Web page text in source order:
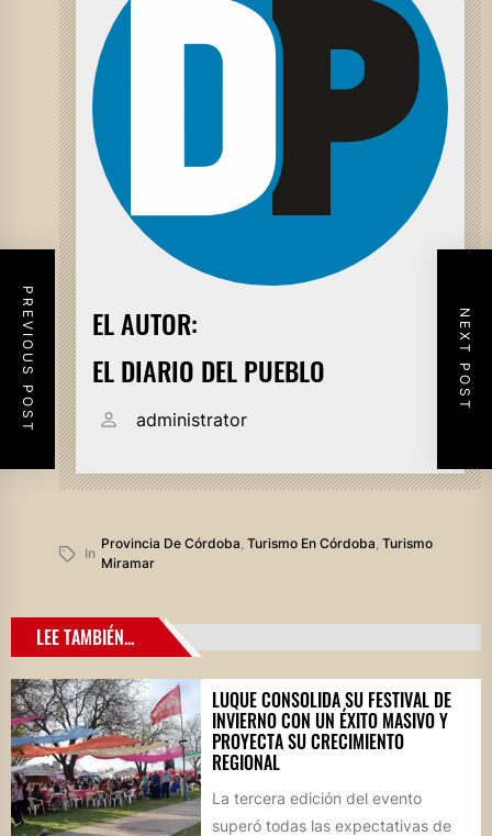
EL AUTOR:
EL DIARIO DEL PUEBLO
administrator
In
Provincia De Córdoba Turismo En Córdoba Turismo
Miramar
PREVIOUS POST NEXT POST
LEE TAMBIÉN...
LUQUE CONSOLIDA SU FESTIVAL DE
INVIERNO CON UN ÉXITO MASIVO Y
PROYECTA SU CRECIMIENTO
REGIONAL
La tercera edición del evento
superó todas las expectativas de